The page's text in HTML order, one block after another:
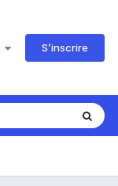
S’inscrire